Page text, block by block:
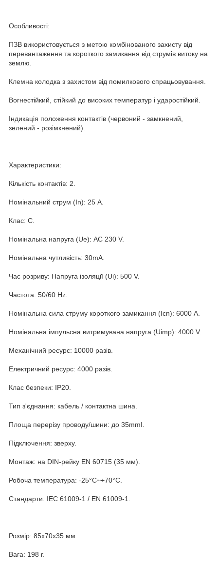
Особливості:
ПЗВ використовується з метою комбінованого захисту від
перевантаження та короткого замикання від струмів витоку на
землю.
Клемна колодка з захистом від помилкового спрацьовування.
Вогнестійкий, стійкий до високих температур і ударостійкий.
Індикація положення контактів (червоний - замкнений,
зелений - розімкнений).
Характеристики:
Кількість контактів: 2.
Номінальний струм (In): 25 A.
Клас: C.
Номінальна напруга (Ue): AC 230 V.
Номінальна чутливість: 30mA.
Час розриву: Напруга ізоляції (Ui): 500 V.
Частота: 50/60 Hz.
Номінальна сила струму короткого замикання (Icn): 6000 A.
Номінальна імпульсна витримувана напруга (Uimp): 4000 V.
Механічний ресурс: 10000 разів.
Електричний ресурс: 4000 разів.
Клас безпеки: IP20.
Тип з'єднання: кабель / контактна шина.
Площа перерізу проводу/шини: до 35mmІ.
Підключення: зверху.
Монтаж: на DIN-рейку EN 60715 (35 мм).
Робоча температура: -25°C~+70°C.
Стандарти: IEC 61009-1 / EN 61009-1.
Розмір: 85x70x35 мм.
Вага: 198 г.